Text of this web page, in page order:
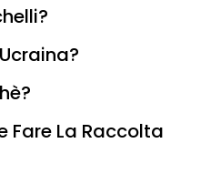
Fare La Raccolta